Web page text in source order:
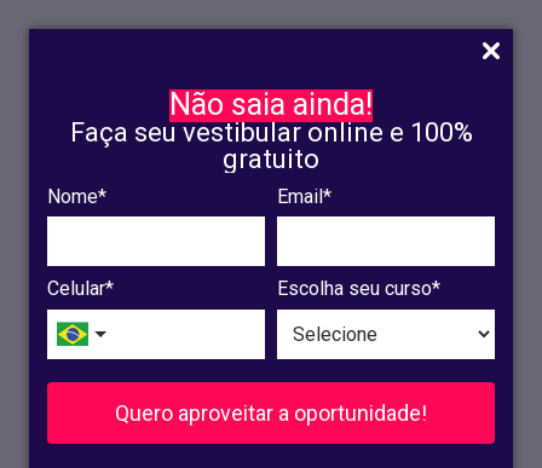
Não saia ainda!
Faça seu vestibular online e 100%
gratuito
Nome* Email*
Celular* Escolha seu curso*
Quero aproveitar a oportunidade!
INSCRIÇÃO
OLINDA
RECIFE
VESTIBULAR
CURSOS PRESENCIAIS